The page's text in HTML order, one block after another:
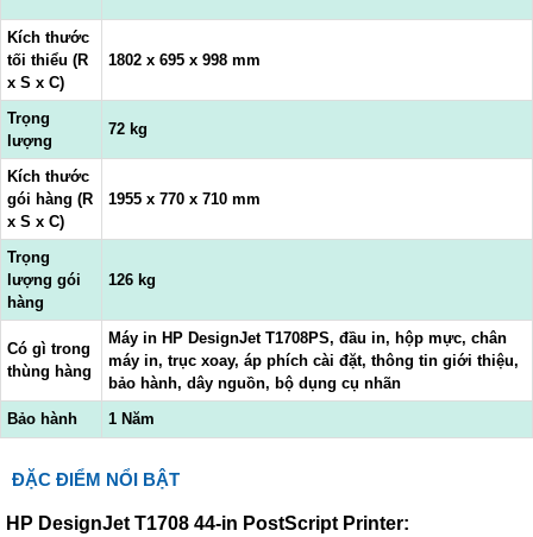
Kích thước
tối thiểu (R
x S x C)
1802 x 695 x 998 mm
Trọng
lượng
72 kg
Kích thước
gói hàng (R
x S x C)
1955 x 770 x 710 mm
Trọng
lượng gói
hàng
126 kg
Có gì trong
thùng hàng
Máy in HP DesignJet T1708PS, đầu in, hộp mực, chân
máy in, trục xoay, áp phích cài đặt, thông tin giới thiệu,
bảo hành, dây nguồn, bộ dụng cụ nhãn
Bảo hành
1 Năm
ĐẶC ĐIỂM NỔI BẬT
HP DesignJet T1708 44-in PostScript Printer: